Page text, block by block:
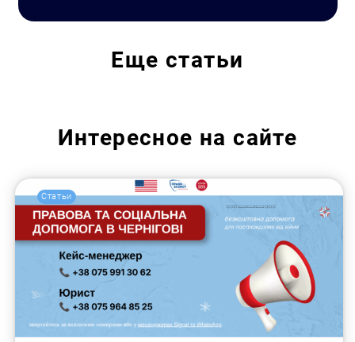
Еще статьи
Интересное на сайте
Статьи